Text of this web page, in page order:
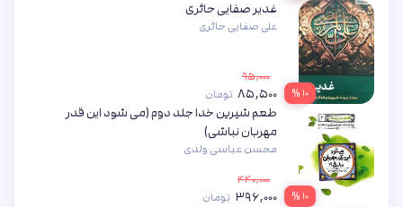
۱۰ %
غدیر صفایی حائری
علی صفایی حائری
۹۵,۰۰۰
۸۵,۵۰۰ تومان
۱۰ %
طعم شیرین خدا جلد دوم (می شود این قدر
مهربان نباشی)
محسن عباسی ولدی
۴۴۰,۰۰۰
۳۹۶,۰۰۰ تومان